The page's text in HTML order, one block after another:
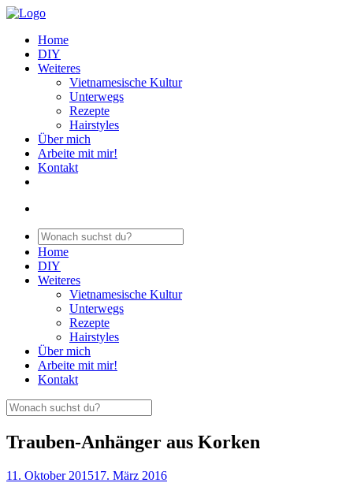
Home
DIY
Weiteres
Vietnamesische Kultur
Unterwegs
Rezepte
Hairstyles
Über mich
Arbeite mit mir!
Kontakt
Home
DIY
Weiteres
Vietnamesische Kultur
Unterwegs
Rezepte
Hairstyles
Über mich
Arbeite mit mir!
Kontakt
Trauben-Anhänger aus Korken
11. Oktober 201517. März 2016